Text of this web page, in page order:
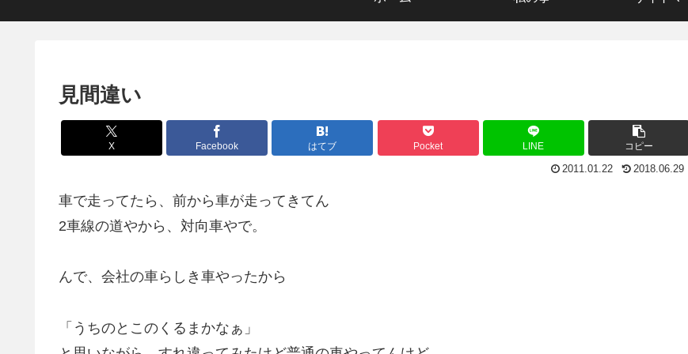
見間違い
X Facebook はてブ Pocket LINE コピー
2011.01.22 2018.06.29
車で走ってたら、前から車が走ってきてん
2車線の道やから、対向車やで。
んで、会社の車らしき車やったから
「うちのとこのくるまかなぁ」